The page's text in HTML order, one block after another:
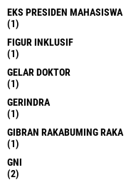
EKS PRESIDEN MAHASISWA
(1)
FIGUR INKLUSIF
(1)
GELAR DOKTOR
(1)
GERINDRA
(1)
GIBRAN RAKABUMING RAKA
(1)
GNI
(2)